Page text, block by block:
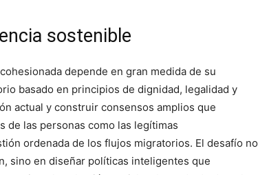
sostenible
depende en gran medida de su
basado en principios de dignidad, legalidad y
actual y construir consensos amplios que
de las personas como las legítimas
ordenada de los flujos migratorios. El desafío no
sino en diseñar políticas inteligentes que